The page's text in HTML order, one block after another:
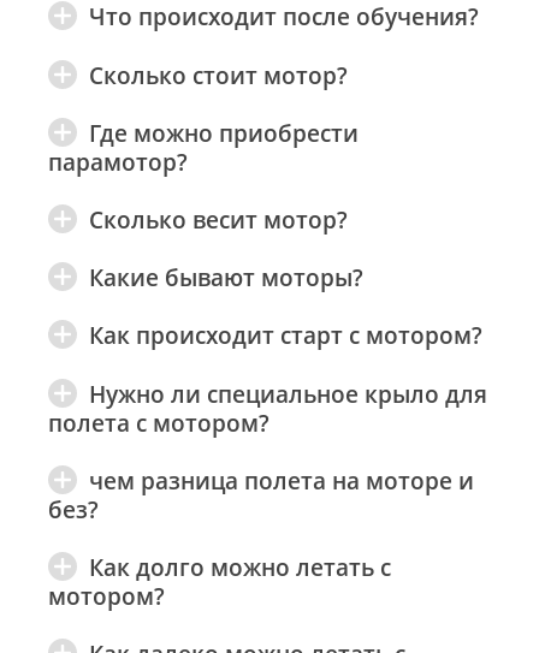
Что происходит после обучения?
Сколько стоит мотор?
Где можно приобрести
парамотор?
Сколько весит мотор?
Какие бывают моторы?
Как происходит старт с мотором?
Нужно ли специальное крыло для
полета с мотором?
чем разница полета на моторе и
без?
Как долго можно летать с
мотором?